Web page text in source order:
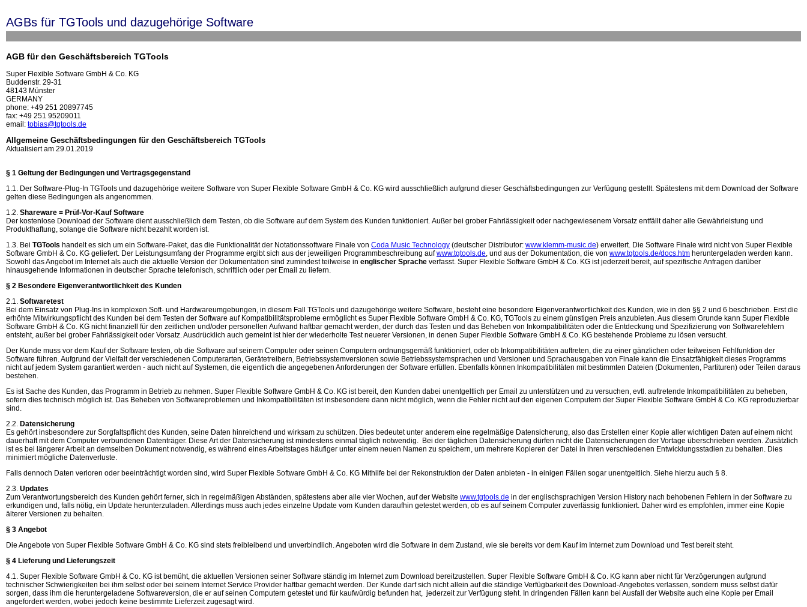
AGBs für TGTools und dazugehörige Software
AGB für den Geschäftsbereich TGTools
Super Flexible Software GmbH & Co. KG
Buddenstr. 29-31
48143 Münster
GERMANY
phone: +49 251 20897745
fax: +49 251 95209011
email: tobias@tgtools.de
Allgemeine Geschäftsbedingungen für den Geschäftsbereich TGTools
Aktualisiert am 29.01.2019
§ 1 Geltung der Bedingungen und Vertragsgegenstand
1.1. Der Software-Plug-In TGTools und dazugehörige weitere Software von Super Flexible Software GmbH & Co. KG wird ausschließlich aufgrund dieser Geschäftsbedingungen zur Verfügung gestellt. Spätestens mit dem Download der Software
gelten diese Bedingungen als angenommen.
1.2. Shareware = Prüf-Vor-Kauf Software
Der kostenlose Download der Software dient ausschließlich dem Testen, ob die Software auf dem System des Kunden funktioniert. Außer bei grober Fahrlässigkeit oder nachgewiesenem Vorsatz entfällt daher alle Gewährleistung und
Produkthaftung, solange die Software nicht bezahlt worden ist.
1.3. Bei TGTools handelt es sich um ein Software-Paket, das die Funktionalität der Notationssoftware Finale von Coda Music Technology (deutscher Distributor: www.klemm-music.de) erweitert. Die Software Finale wird nicht von Super Flexible
Software GmbH & Co. KG geliefert. Der Leistungsumfang der Programme ergibt sich aus der jeweiligen Programmbeschreibung aufwww.tgtools.de, und aus der Dokumentation, die von www.tgtools.de/docs.htm heruntergeladen werden kann.
Sowohl das Angebot im Internet als auch die aktuelle Version der Dokumentation sind zumindest teilweise in englischer Sprache verfasst. Super Flexible Software GmbH & Co. KG ist jederzeit bereit, auf spezifische Anfragen darüber
hinausgehende Informationen in deutscher Sprache telefonisch, schriftlich oder per Email zu liefern.
§ 2 Besondere Eigenverantwortlichkeit des Kunden
2.1. Softwaretest
Bei dem Einsatz von Plug-Ins in komplexen Soft- und Hardwareumgebungen, in diesem Fall TGTools und dazugehörige weitere Software, besteht eine besondere Eigenverantwortlichkeit des Kunden, wie in den §§ 2 und 6 beschrieben. Erst die
erhöhte Mitwirkungspflicht des Kunden bei dem Testen der Software auf Kompatibilitätsprobleme ermöglicht es Super Flexible Software GmbH & Co. KG, TGTools zu einem günstigen Preis anzubieten. Aus diesem Grunde kann Super Flexible
Software GmbH & Co. KG nicht finanziell für den zeitlichen und/oder personellen Aufwand haftbar gemacht werden, der durch das Testen und das Beheben von Inkompatibilitäten oder die Entdeckung und Spezifizierung von Softwarefehlern
entsteht, außer bei grober Fahrlässigkeit oder Vorsatz. Ausdrücklich auch gemeint ist hier der wiederholte Test neuerer Versionen, in denen Super Flexible Software GmbH & Co. KG bestehende Probleme zu lösen versucht.
Der Kunde muss vor dem Kauf der Software testen, ob die Software auf seinem Computer oder seinen Computern ordnungsgemäß funktioniert, oder ob Inkompatibilitäten auftreten, die zu einer gänzlichen oder teilweisen Fehlfunktion der
Software führen. Aufgrund der Vielfalt der verschiedenen Computerarten, Gerätetreibern, Betriebssystemversionen sowie Betriebssystemsprachen und Versionen und Sprachausgaben von Finale kann die Einsatzfähigkeit dieses Programms
nicht auf jedem System garantiert werden - auch nicht auf Systemen, die eigentlich die angegebenen Anforderungen der Software erfüllen. Ebenfalls können Inkompatibilitäten mit bestimmten Dateien (Dokumenten, Partituren) oder Teilen daraus
bestehen.
Es ist Sache des Kunden, das Programm in Betrieb zu nehmen. Super Flexible Software GmbH & Co. KG ist bereit, den Kunden dabei unentgeltlich per Email zu unterstützen und zu versuchen, evtl. auftretende Inkompatibilitäten zu beheben,
sofern dies technisch möglich ist. Das Beheben von Softwareproblemen und Inkompatibilitäten ist insbesondere dann nicht möglich, wenn die Fehler nicht auf den eigenen Computern der Super Flexible Software GmbH & Co. KG reproduzierbar
sind.
2.2. Datensicherung
Es gehört insbesondere zur Sorgfaltspflicht des Kunden, seine Daten hinreichend und wirksam zu schützen. Dies bedeutet unter anderem eine regelmäßige Datensicherung, also das Erstellen einer Kopie aller wichtigen Daten auf einem nicht
dauerhaft mit dem Computer verbundenen Datenträger. Diese Art der Datensicherung ist mindestens einmal täglich notwendig. Bei der täglichen Datensicherung dürfen nicht die Datensicherungen der Vortage überschrieben werden. Zusätzlich
ist es bei längerer Arbeit an demselben Dokument notwendig, es während eines Arbeitstages häufiger unter einem neuen Namen zu speichern, um mehrere Kopieren der Datei in ihren verschiedenen Entwicklungsstadien zu behalten. Dies
minimiert mögliche Datenverluste.
Falls dennoch Daten verloren oder beeinträchtigt worden sind, wird Super Flexible Software GmbH & Co. KG Mithilfe bei der Rekonstruktion der Daten anbieten - in einigen Fällen sogar unentgeltlich. Siehe hierzu auch § 8.
2.3. Updates
Zum Verantwortungsbereich des Kunden gehört ferner, sich in regelmäßigen Abständen, spätestens aber alle vier Wochen, auf der Website www.tgtools.de in der englischsprachigen Version History nach behobenen Fehlern in der Software zu
erkundigen und, falls nötig, ein Update herunterzuladen. Allerdings muss auch jedes einzelne Update vom Kunden daraufhin getestet werden, ob es auf seinem Computer zuverlässig funktioniert. Daher wird es empfohlen, immer eine Kopie
älterer Versionen zu behalten.
§ 3 Angebot
Die Angebote von Super Flexible Software GmbH & Co. KG sind stets freibleibend und unverbindlich. Angeboten wird die Software in dem Zustand, wie sie bereits vor dem Kauf im Internet zum Download und Test bereit steht.
§ 4 Lieferung und Lieferungszeit
4.1. Super Flexible Software GmbH & Co. KG ist bemüht, die aktuellen Versionen seiner Software ständig im Internet zum Download bereitzustellen. Super Flexible Software GmbH & Co. KG kann aber nicht für Verzögerungen aufgrund
technischer Schwierigkeiten bei ihm selbst oder bei seinem Internet Service Provider haftbar gemacht werden. Der Kunde darf sich nicht allein auf die ständige Verfügbarkeit des Download-Angebotes verlassen, sondern muss selbst dafür
sorgen, dass ihm die heruntergeladene Softwareversion, die er auf seinen Computern getestet und für kaufwürdig befunden hat, jederzeit zur Verfügung steht. In dringenden Fällen kann bei Ausfall der Website auch eine Kopie per Email
angefordert werden, wobei jedoch keine bestimmte Lieferzeit zugesagt wird.